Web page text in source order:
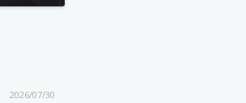
2026/07/30